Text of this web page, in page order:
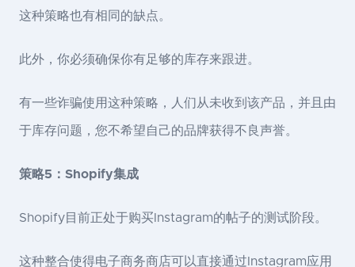
这种策略也有相同的缺点。
此外，你必须确保你有足够的库存来跟进。
有一些诈骗使用这种策略，人们从未收到该产品，并且由
于库存问题，您不希望自己的品牌获得不良声誉。
策略5：Shopify集成
Shopify目前正处于购买Instagram的帖子的测试阶段。
这种整合使得电子商务商店可以直接通过Instagram应用